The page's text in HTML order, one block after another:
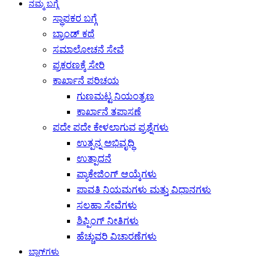
ನಮ್ಮ ಬಗ್ಗೆ
ಸ್ಥಾಪಕರ ಬಗ್ಗೆ
ಬ್ರಾಂಡ್ ಕಥೆ
ಸಮಾಲೋಚನೆ ಸೇವೆ
ಪ್ರಕರಣಕ್ಕೆ ಸೇರಿ
ಕಾರ್ಖಾನೆ ಪರಿಚಯ
ಗುಣಮಟ್ಟ ನಿಯಂತ್ರಣ
ಕಾರ್ಖಾನೆ ತಪಾಸಣೆ
ಪದೇ ಪದೇ ಕೇಳಲಾಗುವ ಪ್ರಶ್ನೆಗಳು
ಉತ್ಪನ್ನ ಅಭಿವೃದ್ಧಿ
ಉತ್ಪಾದನೆ
ಪ್ಯಾಕೇಜಿಂಗ್ ಆಯ್ಕೆಗಳು
ಪಾವತಿ ನಿಯಮಗಳು ಮತ್ತು ವಿಧಾನಗಳು
ಸಲಹಾ ಸೇವೆಗಳು
ಶಿಪ್ಪಿಂಗ್ ನೀತಿಗಳು
ಹೆಚ್ಚುವರಿ ವಿಚಾರಣೆಗಳು
ಬ್ಲಾಗ್‌ಗಳು